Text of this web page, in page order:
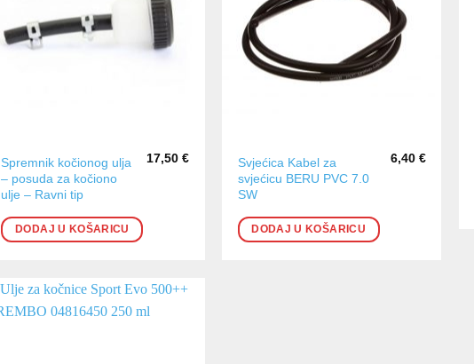
Spremnik kočionog ulja
– posuda za kočiono
ulje – Ravni tip
17,50€
DODAJ U KOŠARICU
Svjećica Kabel za
svjećicu BERU PVC 7.0
SW
6,40 €
DODAJ U KOŠARICU